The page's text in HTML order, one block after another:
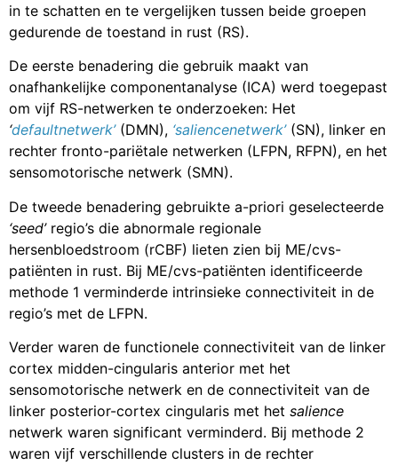
in te schatten en te vergelijken tussen beide groepen
gedurende de toestand in rust (RS).
De eerste benadering die gebruik maakt van
onafhankelijke componentanalyse (ICA) werd toegepast
om vijf RS-netwerken te onderzoeken: Het
‘defaultnetwerk’(DMN), ‘saliencenetwerk’(SN), linker en
rechter fronto-pariëtale netwerken (LFPN, RFPN), en het
sensomotorische netwerk (SMN).
De tweede benadering gebruikte a-priori geselecteerde
‘seed’regio’s die abnormale regionale
hersenbloedstroom (rCBF) lieten zien bij ME/cvs-
patiënten in rust. Bij ME/cvs-patiënten identificeerde
methode 1 verminderde intrinsieke connectiviteit in de
regio’s met de LFPN.
Verder waren de functionele connectiviteit van de linker
cortex midden-cingularis anterior met het
sensomotorische netwerk en de connectiviteit van de
linker posterior-cortex cingularis met het salience
netwerk waren significant verminderd. Bij methode 2
waren vijf verschillende clusters in de rechter